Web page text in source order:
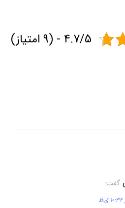
4.7/5 - (9 امتیاز)
گفت: